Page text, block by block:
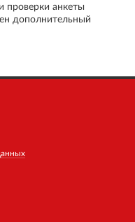
проверки анкеты
дополнительный